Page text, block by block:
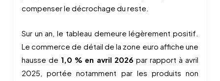
compenser le décrochage du reste.
Sur un an, le tableau demeure légèrement positif.
Le commerce de détail de la zone euro affiche une
hausse de 1,0 % en avril 2026 par rapport à avril
2025, portée notamment par les produits non